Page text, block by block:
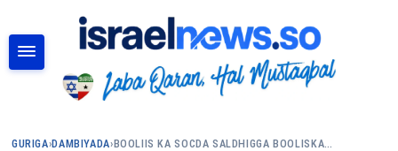
GURIGA›DAMBIYADA› BOOLIIS KA SOCDA SALDHIGGA BOOLISKA…